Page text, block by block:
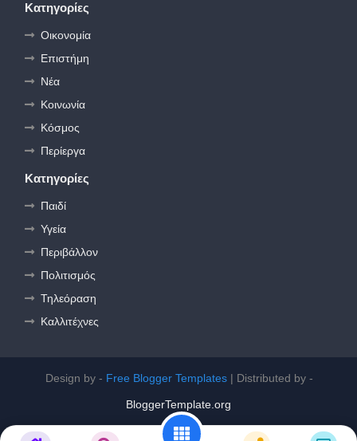
Κατηγορίες
Οικονομία
Επιστήμη
Νέα
Κοινωνία
Κόσμος
Περίεργα
Κατηγορίες
Παιδί
Υγεία
Περιβάλλον
Πολιτισμός
Τηλεόραση
Καλλιτέχνες
Design by - Free Blogger Templates| Distributed by -
BloggerTemplate.org